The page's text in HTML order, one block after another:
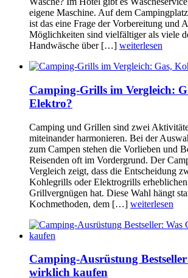
eigene Maschine. Auf dem
ist das eine Frage der Vorbereitung und
Möglichkeiten sind vielfältiger als viele
Handwäsche über […] weiterlesen
Camping-Grills im Vergleich:
Elektro?
Camping und Grillen sind zwei
miteinander harmonieren. Bei der
zum Campen stehen die Vorlieben und
Reisenden oft im Vordergrund. Der
Vergleich zeigt, dass die Entscheidung
Kohlegrills oder Elektrogrills
Grillvergnügen hat. Diese Wahl hängt
Kochmethoden, dem […] weiterlesen
Camping-Ausrüstung
wirklich kaufen